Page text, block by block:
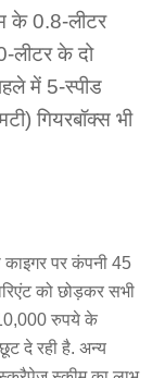
के 0.8-लीटर
लीटर के दो
में 5-स्पीड
गियरबॉक्स भी
काइगर पर कंपनी 45
को छोड़कर सभी
रुपये के
दे रही है. अन्य